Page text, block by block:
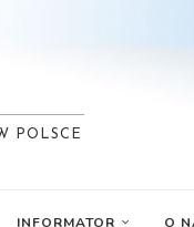
POLSCE
INFORMATOR O